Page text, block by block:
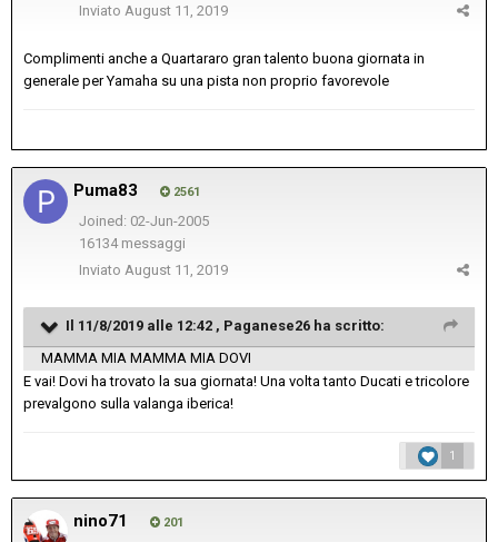
Inviato August 11, 2019
Complimenti anche a Quartararo gran talento buona giornata in
generale per Yamaha su una pista non proprio favorevole
Puma83 2561
Joined: 02-Jun-2005
16134 messaggi
Inviato August 11, 2019
Il 11/8/2019 alle 12:42 , Paganese26 ha scritto:
MAMMA MIA MAMMA MIA DOVI
E vai! Dovi ha trovato la sua giornata! Una volta tanto Ducati e tricolore
prevalgono sulla valanga iberica!
1
nino71 201